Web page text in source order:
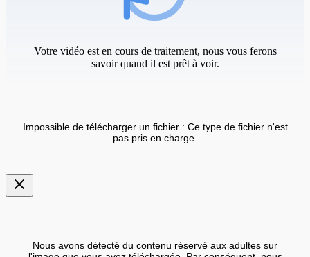
Votre vidéo est en cours de traitement, nous vous ferons
savoir quand il est prêt à voir.
Impossible de télécharger un fichier : Ce type de fichier n'est
pas pris en charge.
Nous avons détecté du contenu réservé aux adultes sur